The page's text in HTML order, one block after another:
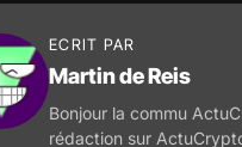
ECRIT PAR
Martin de Reis
Bonjour la commu
rédaction sur